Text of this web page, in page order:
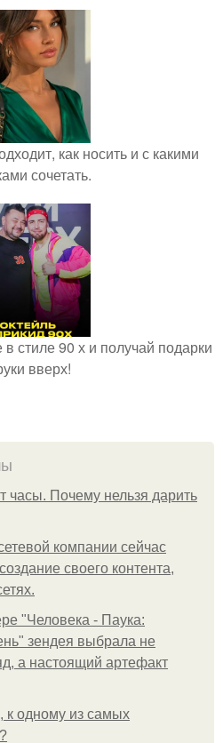
как носить и с какими
сочетать.
стиле 90 х и получай подарки
вверх!
часы. Почему нельзя дарить
компании сейчас
своего контента,
"Человека - Паука:
зендея выбрала не
а настоящий артефакт
к одному из самых